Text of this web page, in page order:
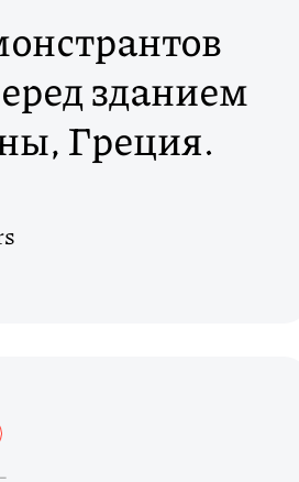
зданием
Греция.